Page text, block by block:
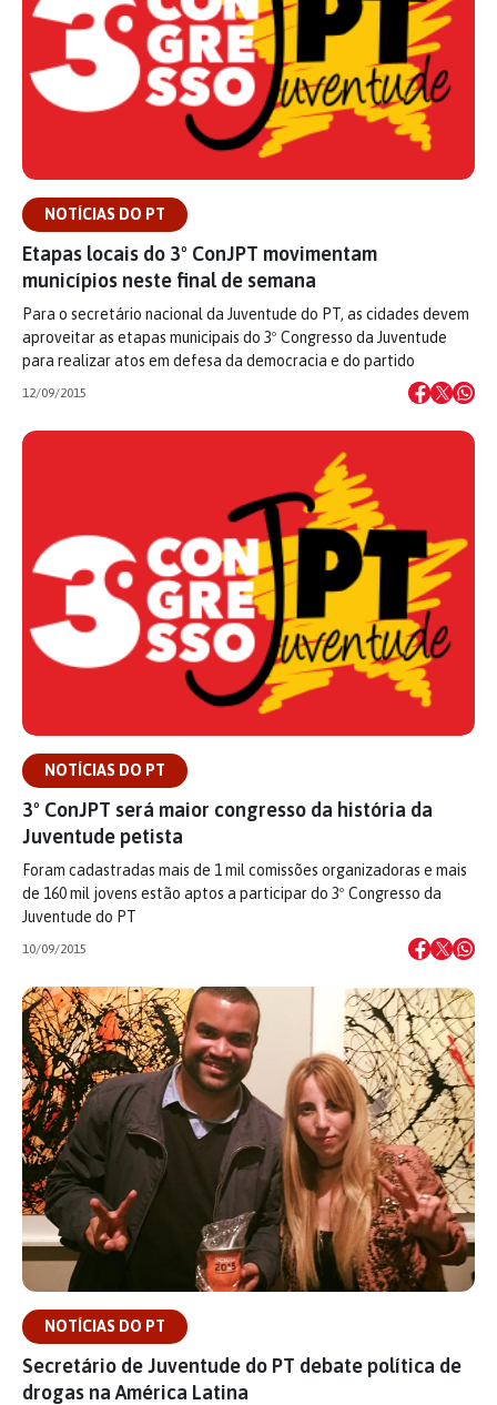
NOTÍCIAS DO PT
Etapas locais do 3º ConJPT movimentam
municípios neste final de semana
Para o secretário nacional da Juventude do PT, as cidades devem
aproveitar as etapas municipais do 3º Congresso da Juventude
para realizar atos em defesa da democracia e do partido
12/09/2015
NOTÍCIAS DO PT
3º ConJPT será maior congresso da história da
Juventude petista
Foram cadastradas mais de 1 mil comissões organizadoras e mais
de 160 mil jovens estão aptos a participar do 3º Congresso da
Juventude do PT
10/09/2015
NOTÍCIAS DO PT
Secretário de Juventude do PT debate política de
drogas na América Latina